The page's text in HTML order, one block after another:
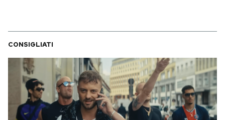
CONSIGLIATI